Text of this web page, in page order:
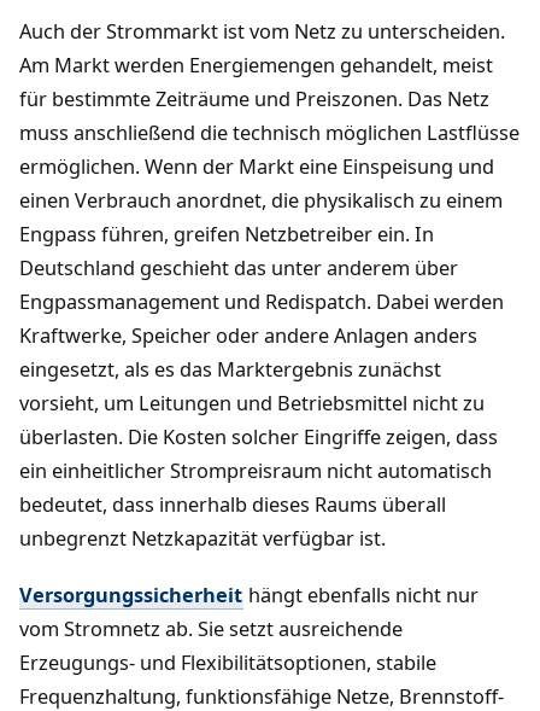
Auch der Strommarkt ist vom Netz zu unterscheiden.
Am Markt werden Energiemengen gehandelt, meist
für bestimmte Zeiträume und Preiszonen. Das Netz
muss anschließend die technisch möglichen Lastflüsse
ermöglichen. Wenn der Markt eine Einspeisung und
einen Verbrauch anordnet, die physikalisch zu einem
Engpass führen, greifen Netzbetreiber ein. In
Deutschland geschieht das unter anderem über
Engpassmanagement und Redispatch. Dabei werden
Kraftwerke, Speicher oder andere Anlagen anders
eingesetzt, als es das Marktergebnis zunächst
vorsieht, um Leitungen und Betriebsmittel nicht zu
überlasten. Die Kosten solcher Eingriffe zeigen, dass
ein einheitlicher Strompreisraum nicht automatisch
bedeutet, dass innerhalb dieses Raums überall
unbegrenzt Netzkapazität verfügbar ist.
Versorgungssicherheit hängt ebenfalls nicht nur
vom Stromnetz ab. Sie setzt ausreichende
Erzeugungs- und Flexibilitätsoptionen, stabile
Frequenzhaltung, funktionsfähige Netze, Brennstoff-